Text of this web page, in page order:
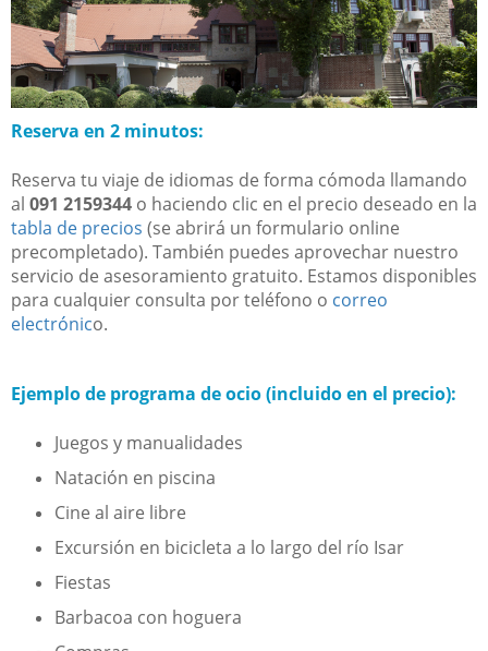
Reserva en 2 minutos:
Reserva tu viaje de idiomas de forma cómoda llamando
al 091 2159344 o haciendo clic en el precio deseado en la
tabla de precios (se abrirá un formulario online
precompletado). También puedes aprovechar nuestro
servicio de asesoramiento gratuito. Estamos disponibles
para cualquier consulta por teléfono o correo
electrónico.
Ejemplo de programa de ocio (incluido en el precio):
Juegos y manualidades
Natación en piscina
Cine al aire libre
Excursión en bicicleta a lo largo del río Isar
Fiestas
Barbacoa con hoguera